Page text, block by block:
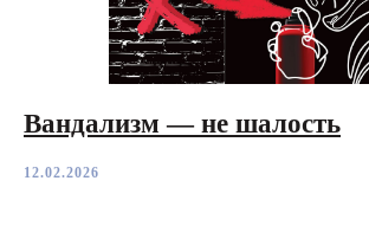
Вандализм — не шалость
12.02.2026